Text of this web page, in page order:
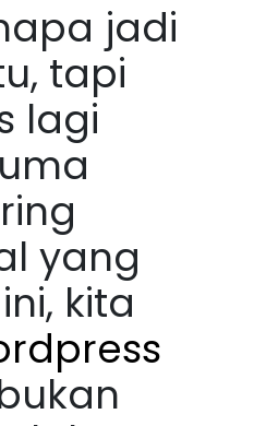
jadi
tapi
lagi
yang
kita